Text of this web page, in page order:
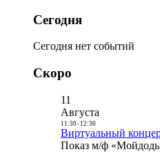
Сегодня
Сегодня нет событий
Скоро
11
Августа
11:30- 12:30
Виртуальный
Показ м/ф